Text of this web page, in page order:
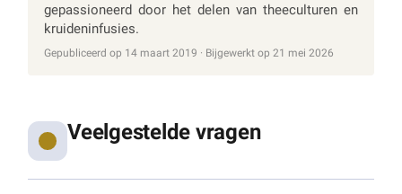
gepassioneerd door het delen van theeculturen en
kruideninfusies.
Gepubliceerd op 14 maart 2019 · Bijgewerkt op 21 mei 2026
Veelgestelde vragen